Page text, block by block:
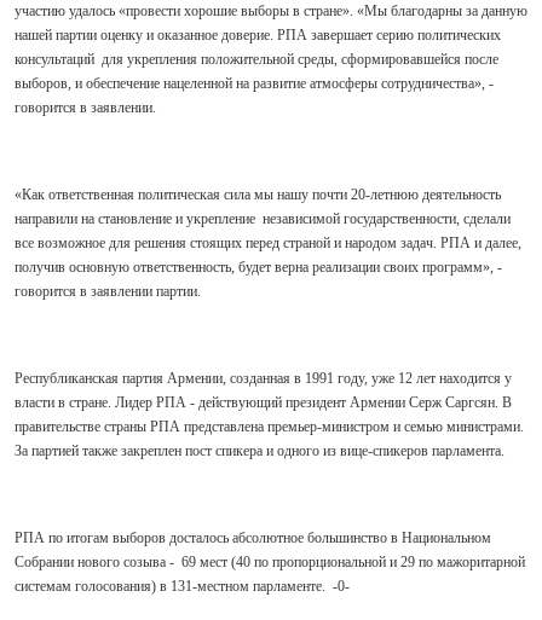
участию удалось «провести хорошие выборы в стране». «Мы благодарны за данную
нашей партии оценку и оказанное доверие. РПА завершает серию политических
консультаций для укрепления положительной среды, сформировавшейся после
выборов, и обеспечение нацеленной на развитие атмосферы сотрудничества», -
говорится в заявлении.
«Как ответственная политическая сила мы нашу почти 20-летнюю деятельность
направили на становление и укрепление независимой государственности, сделали
все возможное для решения стоящих перед страной и народом задач. РПА и далее,
получив основную ответственность, будет верна реализации своих программ», -
говорится в заявлении партии.
Республиканская партия Армении, созданная в 1991 году, уже 12 лет находится у
власти в стране. Лидер РПА - действующий президент Армении Серж Саргсян. В
правительстве страны РПА представлена премьер-министром и семью министрами.
За партией также закреплен пост спикера и одного из вице-спикеров парламента.
РПА по итогам выборов досталось абсолютное большинство в Национальном
Собрании нового созыва - 69 мест (40 по пропорциональной и 29 по мажоритарной
системам голосования) в 131-местном парламенте. -0-